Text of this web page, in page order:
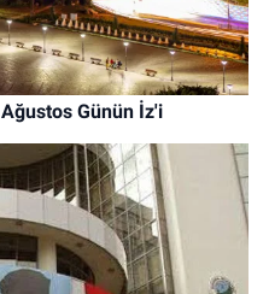
Günün İz'i